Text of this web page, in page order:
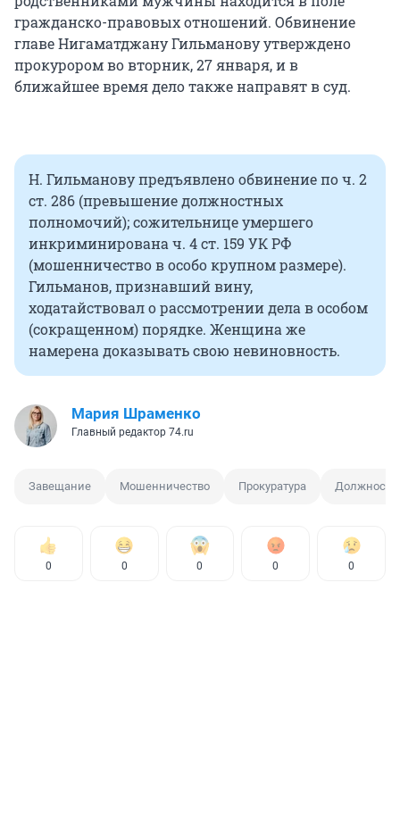
гражданско-правовых отношений. Обвинение
главе Нигаматджану Гильманову утверждено
прокурором во вторник, 27 января, и в
ближайшее время дело также направят в суд.
Н. Гильмановупредъявлено обвинение по ч. 2
ст. 286 (превышение должностных
полномочий); сожительнице умершего
инкриминирована ч. 4 ст. 159 УК РФ
(мошенничество в особо крупном размере).
Гильманов, признавший вину,
ходатайствовал о рассмотрении дела в особом
(сокращенном) порядке. Женщина же
намерена доказывать свою невиновность.
Мария Шраменко
Главный редактор 74.ru
Завещание Мошенничество Прокуратура
0 0 0 0 0